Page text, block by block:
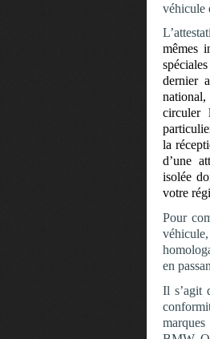
véhicule
mêmes
dernier
circuler
la
d’une
isolée
votre
Pour
en
Il s’agit